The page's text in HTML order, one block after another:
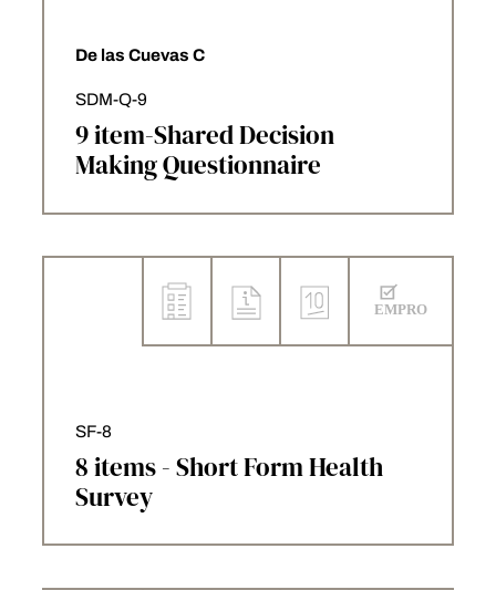
De las Cuevas C
SDM-Q-9
9 item-Shared Decision
Making Questionnaire
SF-8
8 items - Short Form Health
Survey